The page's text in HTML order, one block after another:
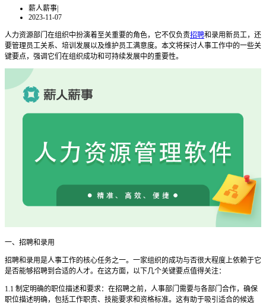
薪人薪事|
2023-11-07
人力资源部门在组织中扮演着至关重要的角色，它不仅负责招聘和录用新员工，还
要管理员工关系、培训发展以及维护员工满意度。本文将探讨人事工作中的一些关
键要点，强调它们在组织成功和可持续发展中的重要性。
一、招聘和录用
招聘和录用是人事工作的核心任务之一。一家组织的成功与否很大程度上依赖于它
是否能够招聘到合适的人才。在这方面，以下几个关键要点值得关注：
1.1 制定明确的职位描述和要求：在招聘之前，人事部门需要与各部门合作，确保
职位描述明确，包括工作职责、技能要求和资格标准。这有助于吸引适合的候选